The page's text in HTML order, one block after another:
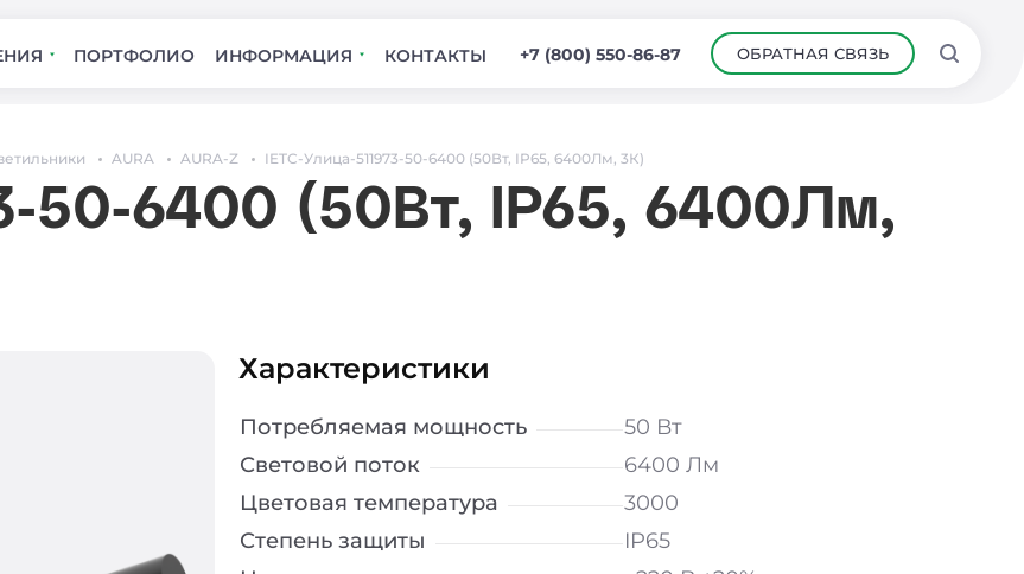
ПОРТФОЛИО ИНФОРМАЦИЯ КОНТАКТЫ +7 (800) 550-86-87 ОБРАТНАЯ СВЯЗЬ
AURA AURA-Z IETC-Улица-511973-50-6400 (50Вт, IP65, 6400Лм, 3К)
50-6400 (50Вт, IP65, 6400Лм,
Характеристики
Потребляемая мощность
50 Вт
Световой поток
6400 Лм
Цветовая температура
3000
Степень защиты
IP65